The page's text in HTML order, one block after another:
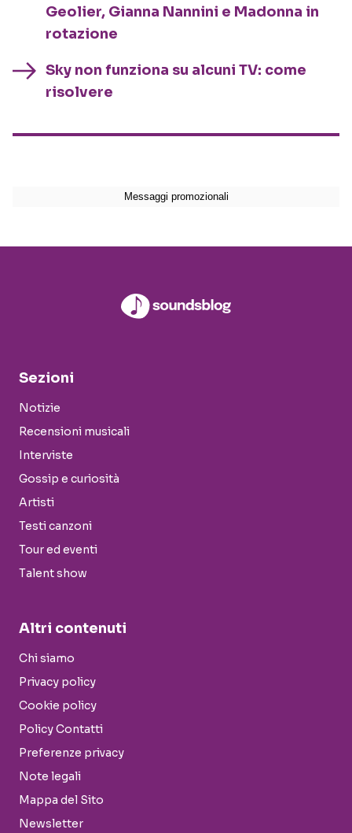
Geolier, Gianna Nannini e Madonna in
rotazione
Sky non funziona su alcuni TV: come
risolvere
Sezioni
Notizie
Recensioni musicali
Interviste
Gossip e curiosità
Artisti
Testi canzoni
Tour ed eventi
Talent show
Altri contenuti
Chi siamo
Privacy policy
Cookie policy
Policy Contatti
Preferenze privacy
Note legali
Mappa del Sito
Newsletter